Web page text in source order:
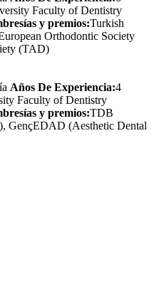
Faculty of Dentistry
y premios:Turkish
Orthodontic Society
(TAD)
Años De Experiencia:4
Faculty of Dentistry
y premios:TDB
GençEDAD (Aesthetic Dental